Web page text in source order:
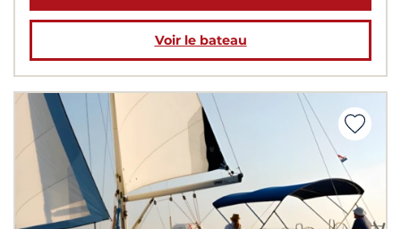
Voir le bateau